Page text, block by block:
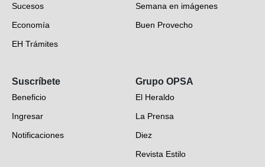
Sucesos
Economía
EH Trámites
EH Verifica
Fotogalerías
Deportes
Videos
Semana en imágenes
Buen Provecho
Suscríbete
Beneficio
Ingresar
Notificaciones
Grupo OPSA
El Heraldo
La Prensa
Diez
Revista Estilo